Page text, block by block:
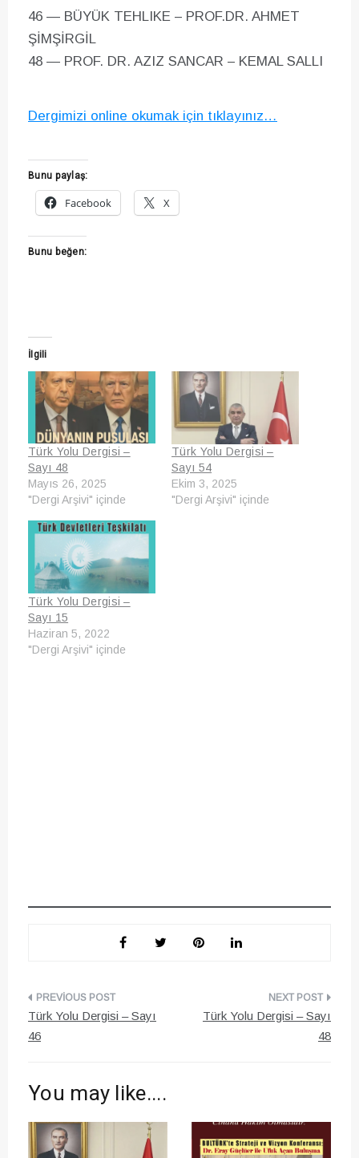
46 — BÜYÜK TEHLIKE – PROF.DR. AHMET
ŞİMŞİRGİL
48 — PROF. DR. AZIZ SANCAR – KEMAL SALLI
Dergimizi online okumak için tıklayınız…
Bunu paylaş:
Facebook
X
Bunu beğen:
İlgili
Türk Yolu Dergisi –
Sayı 48
Mayıs 26, 2025
"Dergi Arşivi" içinde
Türk Yolu Dergisi –
Sayı 54
Ekim 3, 2025
"Dergi Arşivi" içinde
Türk Yolu Dergisi –
Sayı 15
Haziran 5, 2022
"Dergi Arşivi" içinde
Yazı
gezinmesi
Türk Yolu Dergisi – Sayı
46
Türk Yolu Dergisi – Sayı
48
You may like....